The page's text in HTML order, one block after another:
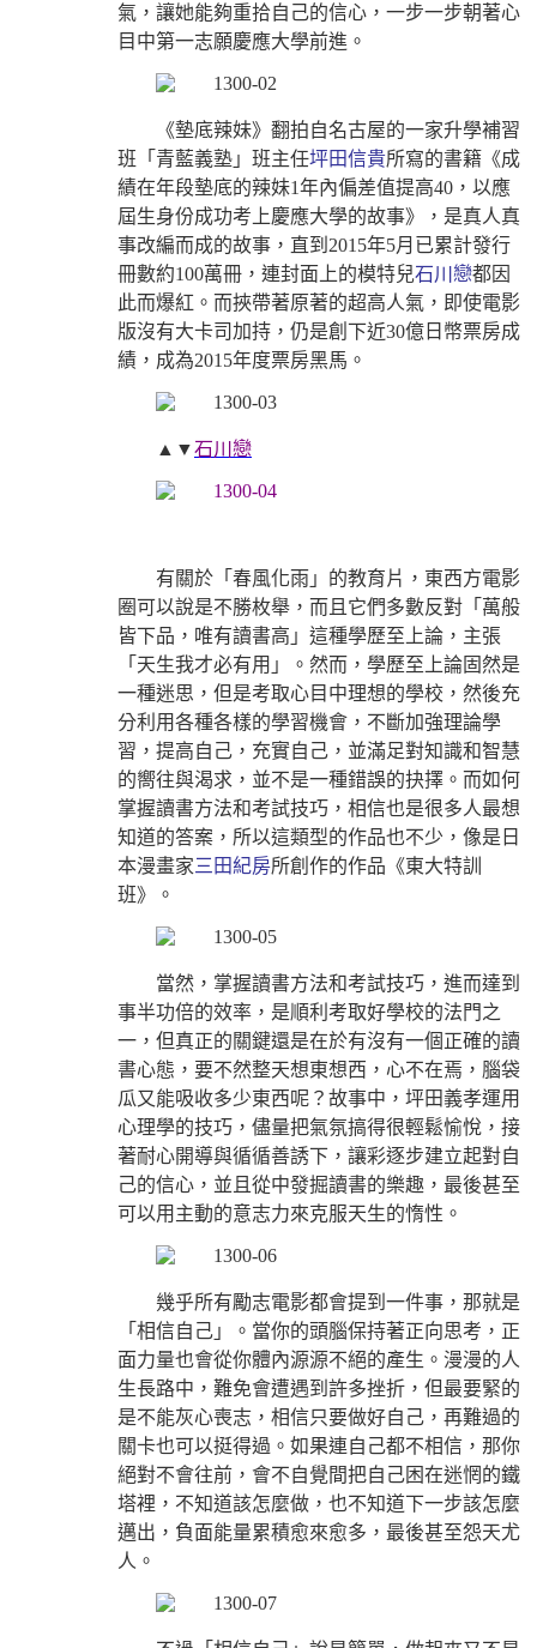
氣，讓她能夠重拾自己的信心，一步一步朝著心
目中第一志願慶應大學前進。
《墊底辣妹》翻拍自名古屋的一家升學補習
班「青藍義塾」班主任坪田信貴所寫的書籍《成
績在年段墊底的辣妹1年內偏差值提高40，以應
屆生身份成功考上慶應大學的故事》，是真人真
事改編而成的故事，直到2015年5月已累計發行
冊數約100萬冊，連封面上的模特兒石川戀都因
此而爆紅。而挾帶著原著的超高人氣，即使電影
版沒有大卡司加持，仍是創下近30億日幣票房成
績，成為2015年度票房黑馬。
▲▼石川戀
有關於「春風化雨」的教育片，東西方電影
圈可以說是不勝枚舉，而且它們多數反對「萬般
皆下品，唯有讀書高」這種學歷至上論，主張
「天生我才必有用」。然而，學歷至上論固然是
一種迷思，但是考取心目中理想的學校，然後充
分利用各種各樣的學習機會，不斷加強理論學
習，提高自己，充實自己，並滿足對知識和智慧
的嚮往與渴求，並不是一種錯誤的抉擇。而如何
掌握讀書方法和考試技巧，相信也是很多人最想
知道的答案，所以這類型的作品也不少，像是日
本漫畫家三田紀房所創作的作品《東大特訓
班》。
當然，掌握讀書方法和考試技巧，進而達到
事半功倍的效率，是順利考取好學校的法門之
一，但真正的關鍵還是在於有沒有一個正確的讀
書心態，要不然整天想東想西，心不在焉，腦袋
瓜又能吸收多少東西呢？故事中，坪田義孝運用
心理學的技巧，儘量把氣氛搞得很輕鬆愉悅，接
著耐心開導與循循善誘下，讓彩逐步建立起對自
己的信心，並且從中發掘讀書的樂趣，最後甚至
可以用主動的意志力來克服天生的惰性。
幾乎所有勵志電影都會提到一件事，那就是
「相信自己」。當你的頭腦保持著正向思考，正
面力量也會從你體內源源不絕的產生。漫漫的人
生長路中，難免會遭遇到許多挫折，但最要緊的
是不能灰心喪志，相信只要做好自己，再難過的
關卡也可以挺得過。如果連自己都不相信，那你
絕對不會往前，會不自覺間把自己困在迷惘的鐵
塔裡，不知道該怎麼做，也不知道下一步該怎麼
邁出，負面能量累積愈來愈多，最後甚至怨天尤
人。